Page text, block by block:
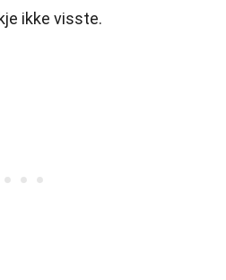
ikke visste.